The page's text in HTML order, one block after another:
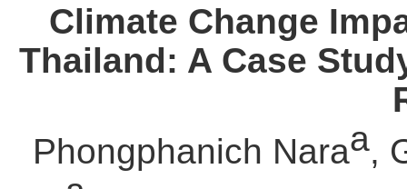
Climate Change
Thailand: A Case
Phongphanich Naraa,